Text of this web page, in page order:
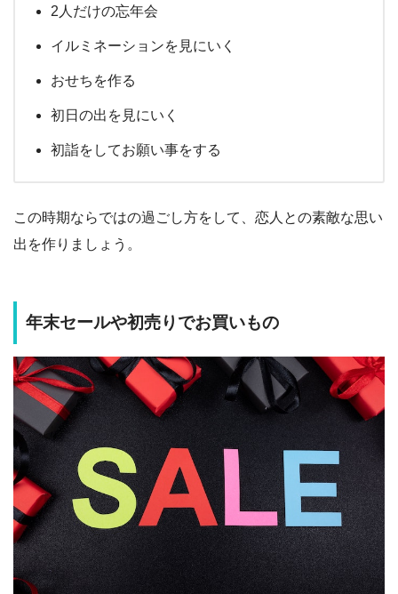
2人だけの忘年会
イルミネーションを見にいく
おせちを作る
初日の出を見にいく
初詣をしてお願い事をする
この時期ならではの過ごし方をして、恋人との素敵な思い
出を作りましょう。
年末セールや初売りでお買いもの